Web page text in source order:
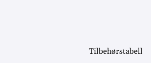
Tilbehørstabell